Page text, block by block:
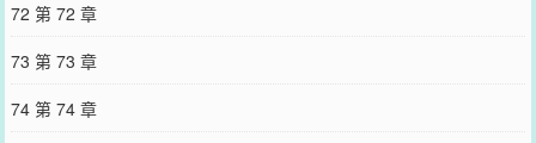
72 第 72 章
73 第 73 章
74 第 74 章